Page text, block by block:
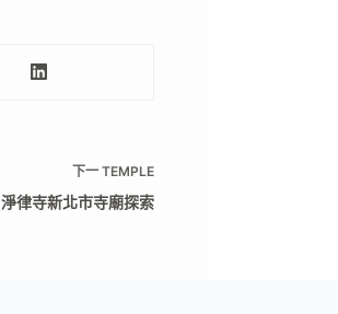
下一 TEMPLE
淨律寺新北市寺廟探索